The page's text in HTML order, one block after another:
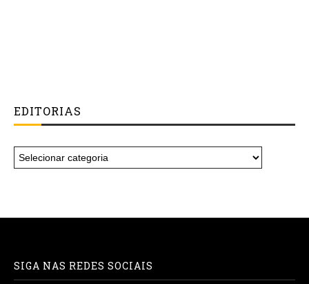
EDITORIAS
SIGA NAS REDES SOCIAIS